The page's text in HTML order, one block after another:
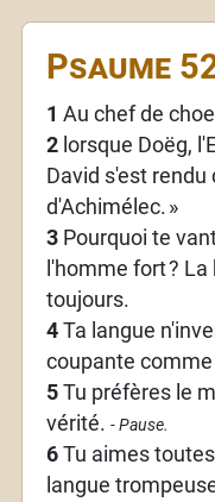
Psaume
1 Au chef de
2lorsque Doëg,
David s'est rendu
d'Achimélec. »
3Pourquoi te
l'homme fort? La
toujours.
4Ta langue
coupante
5Tu préfères le
vérité. - Pause.
6Tu aimes
langue